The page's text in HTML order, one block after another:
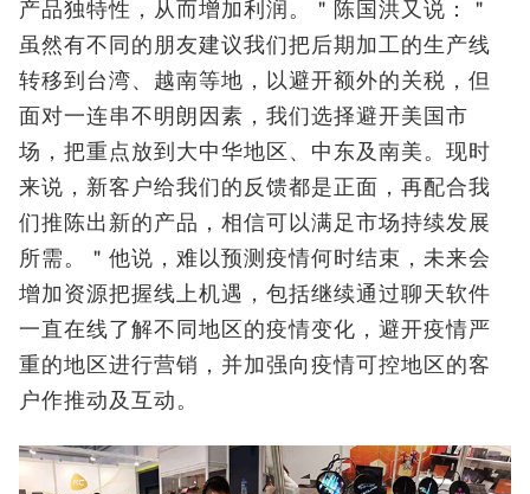
产品独特性，从而增加利润。＂陈国洪又说：＂
虽然有不同的朋友建议我们把后期加工的生产线
转移到台湾、越南等地，以避开额外的关税，但
面对一连串不明朗因素，我们选择避开美国市
场，把重点放到大中华地区、中东及南美。现时
来说，新客户给我们的反馈都是正面，再配合我
们推陈出新的产品，相信可以满足市场持续发展
所需。＂他说，难以预测疫情何时结束，未来会
增加资源把握线上机遇，包括继续通过聊天软件
一直在线了解不同地区的疫情变化，避开疫情严
重的地区进行营销，并加强向疫情可控地区的客
户作推动及互动。